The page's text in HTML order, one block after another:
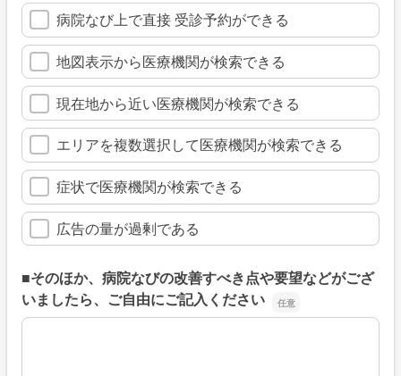
病院なび上で直接 受診予約ができる
地図表示から医療機関が検索できる
現在地から近い医療機関が検索できる
エリアを複数選択して医療機関が検索できる
症状で医療機関が検索できる
広告の量が過剰である
■そのほか、病院なびの改善すべき点や要望などがござ
いましたら、ご自由にご記入ください
■そのほか、病院なびの改善すべき点や要望などがござい